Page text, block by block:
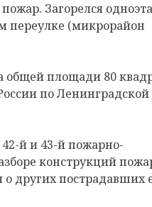
Загорелся
переулке (микрорайон
общей площади 80
по Ленинградской
й и 43-й пожарно-
конструкций
других пострадавших